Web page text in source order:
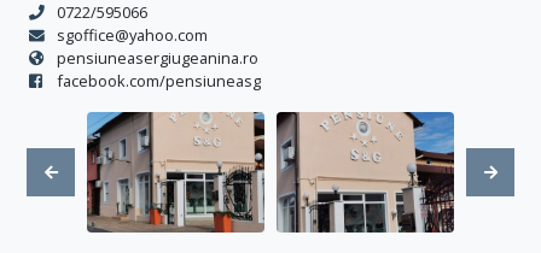
0722/595066
sgoffice@yahoo.com
pensiuneasergiugeanina.ro
facebook.com/pensiuneasg